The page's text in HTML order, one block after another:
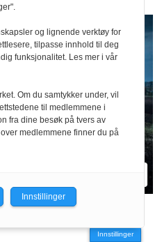
er størst i
Innstillinger
og lignende verktøy for
tilpasse innhold til deg
funksjonalitet. Les mer i vår
Om du samtykker under, vil
til medlemmene i
fra dine besøk på tvers av
medlemmene finner du på
Innstillinger